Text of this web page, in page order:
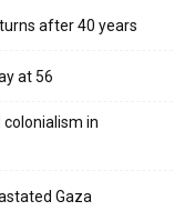
after 40 years
at 56
colonialism in
Gaza